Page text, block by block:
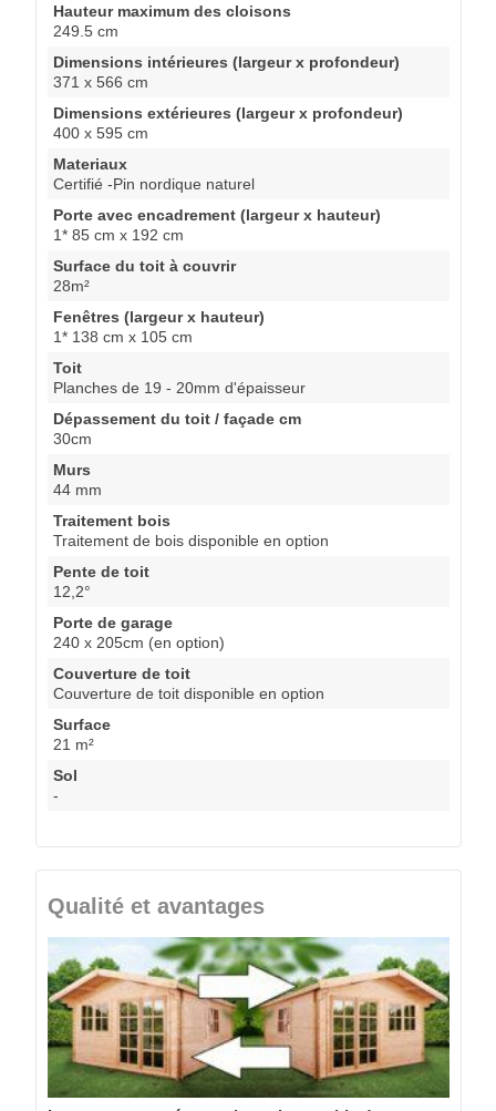
Hauteur maximum des cloisons
249.5 cm
Dimensions intérieures (largeur x profondeur)
371 x 566 cm
Dimensions extérieures (largeur x profondeur)
400 x 595 cm
Materiaux
Certifié -Pin nordique naturel
Porte avec encadrement (largeur x hauteur)
1* 85 cm x 192 cm
Surface du toit à couvrir
28m²
Fenêtres (largeur x hauteur)
1* 138 cm x 105 cm
Toit
Planches de 19 - 20mm d'épaisseur
Dépassement du toit / façade cm
30cm
Murs
44 mm
Traitement bois
Traitement de bois disponible en option
Pente de toit
12,2°
Porte de garage
240 x 205cm (en option)
Couverture de toit
Couverture de toit disponible en option
Surface
21 m²
Sol
-
Qualité et avantages